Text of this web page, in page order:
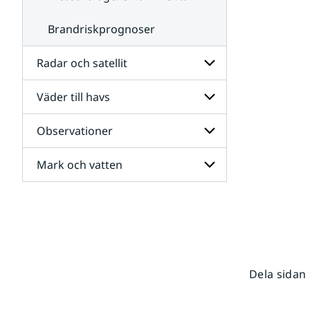
Brandriskprognoser
Radar och satellit
Undersidor
för
Radar
och
satellit
Väder till havs
Undersidor
för
Väder
till
havs
Observationer
Undersidor
för
Mark och vatten
Dela sidan